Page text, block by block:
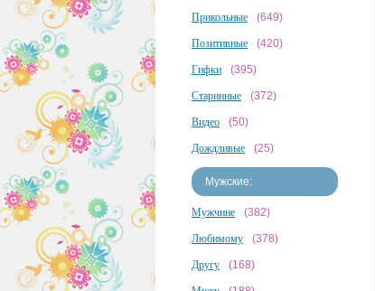
Прикольные (649)
Позитивные (420)
Гифки (395)
Старинные (372)
Видео (50)
Дождливые (25)
Мужские:
Мужчине (382)
Любимому (378)
Другу (168)